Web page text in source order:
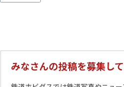
みなさんの投稿を募集し